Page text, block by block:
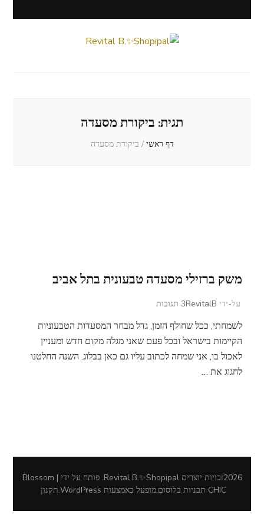
תגית: ביקורת מסעדה
דף ראשי / ביקורת מסעדה
משק ברזילי מסעדה טבעונית בתל אביב
על-ידי RevitalB3 תגובות
על
ברזילי
מסעדה
טבעונית
לשמחתי, ככל שחולף הזמן, גדל מבחר המסעדות הטבעוניות
הקיימות בישראל ובכל פעם שאני מגלה מקום חדש ומעניין
לאכול בו, אני שמחה לכתוב עליו גם כאן בבלוג. השנה החלטנו
לחגוג את …
2026זכויות יוצרים Revital B.✨Shopipal
.
פותח על ידי | Blossom
CHIC תבניות בלוסום.מופעל באמצעות WordPress
.תקנון